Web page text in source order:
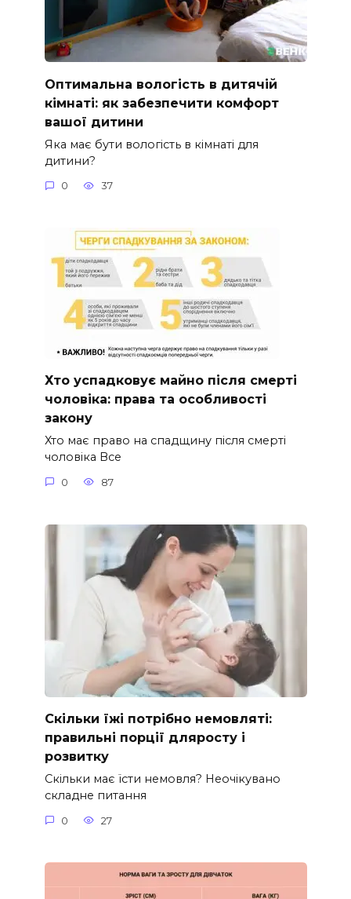
Оптимальна вологість в дитячій
кімнаті: як забезпечити комфорт
вашої дитини
Яка має бути вологість в кімнаті для
дитини?
0 37
Хто успадковує майно після смерті
чоловіка: права та особливості
закону
Хто має право на спадщину після смерті
чоловіка Все
0 87
Скільки їжі потрібно немовляті:
правильні порції дляросту і
розвитку
Скільки має їсти немовля? Неочікувано
складне питання
0 27